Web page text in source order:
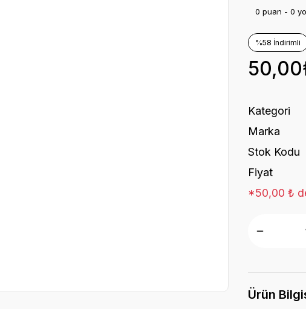
0 puan - 0
%58 İndirimli
Kategori
Marka
Stok Kodu
Fiyat
*50,00 ₺
Ürün